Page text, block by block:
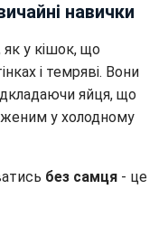
навички
як у кішок, що
і темряві. Вони
яйця, що
у холодному
без самця - це